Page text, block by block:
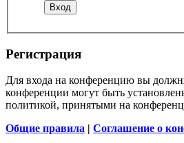
Регистрация
Для входа на конференцию вы
конференции могут быть
политикой, принятыми на
Общие правила | Соглашение о